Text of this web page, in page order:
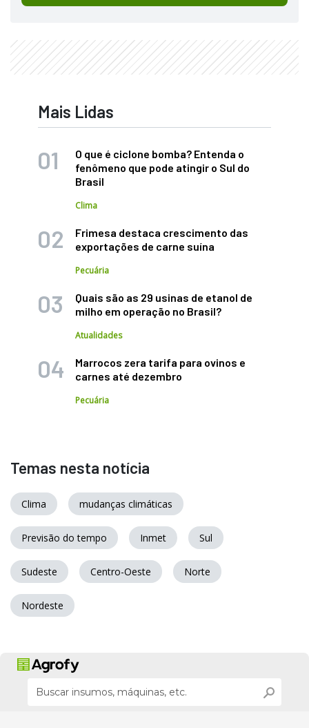
Mais Lidas
O que é ciclone bomba? Entenda o
fenômeno que pode atingir o Sul do
Brasil
Clima
Frimesa destaca crescimento das
exportações de carne suína
Pecuária
Quais são as 29 usinas de etanol de
milho em operação no Brasil?
Atualidades
Marrocos zera tarifa para ovinos e
carnes até dezembro
Pecuária
Temas nesta notícia
Clima mudanças climáticas
Previsão do tempo Inmet Sul
Sudeste Centro-Oeste Norte
Nordeste